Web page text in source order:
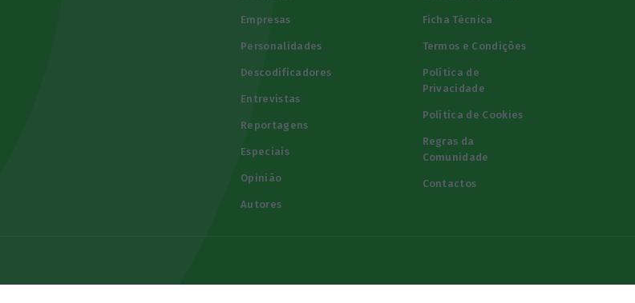
Empresas
Personalidades
Descodificadores
Entrevistas
Reportagens
Especiais
Opinião
Autores
Ficha Técnica
Termos e Condições
Política de
Privacidade
Política de Cookies
Regras da
Comunidade
Contactos